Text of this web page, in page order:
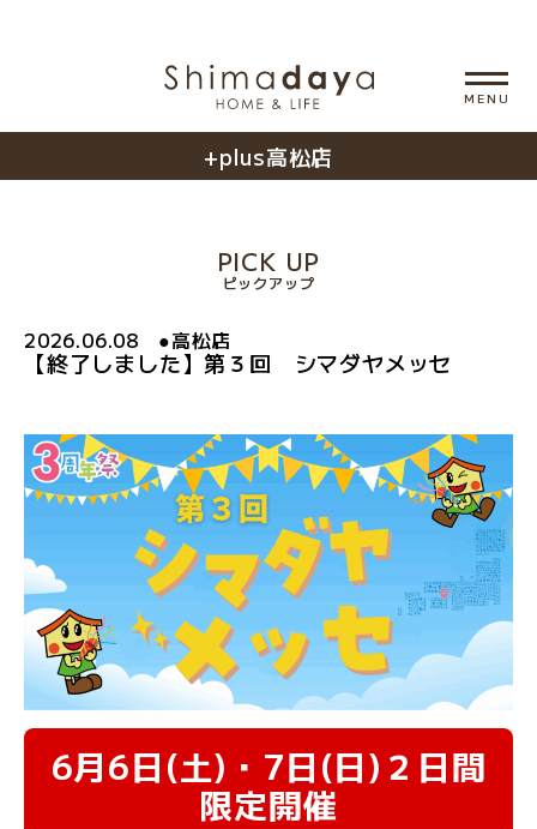
+plus高松店
PICK UP
ピックアップ
2026.06.08 ●高松店
【終了しました】第３回 シマダヤメッセ
6月6日(土)・7日(日)２日間
限定開催